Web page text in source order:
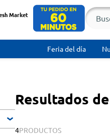
Market
Feria del día
Resultados
4PRODUCTOS